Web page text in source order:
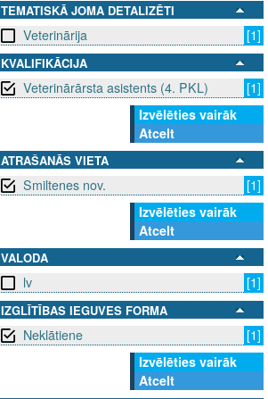
TEMATISKĀ JOMA DETALIZĒTI
Veterinārija [1]
KVALIFIKĀCIJA
Veterinārārsta asistents (4. PKL)
[1]
Izvēlēties vairāk
Atcelt
ATRAŠANĀS VIETA
Smiltenes nov.
[1]
Izvēlēties vairāk
Atcelt
VALODA
lv [1]
IZGLĪTĪBAS IEGUVES FORMA
Neklātiene
[1]
Izvēlēties vairāk
Atcelt